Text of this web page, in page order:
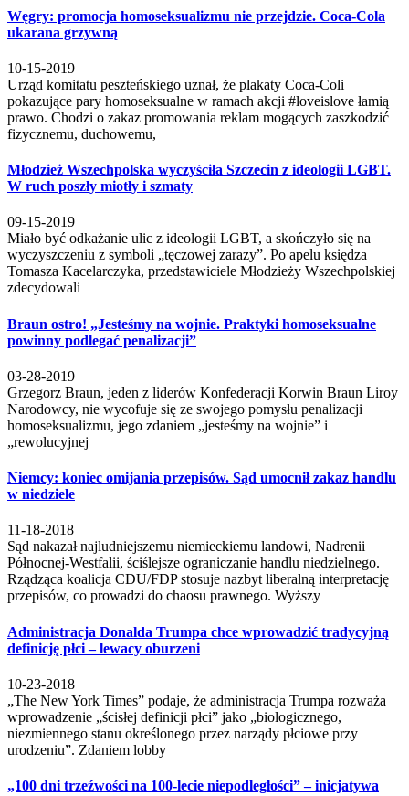
Węgry: promocja homoseksualizmu nie przejdzie. Coca-Cola
ukarana grzywną
10-15-2019
Urząd komitatu peszteńskiego uznał, że plakaty Coca-Coli
pokazujące pary homoseksualne w ramach akcji #loveislove łamią
prawo. Chodzi o zakaz promowania reklam mogących zaszkodzić
fizycznemu, duchowemu,
Młodzież Wszechpolska wyczyściła Szczecin z ideologii LGBT.
W ruch poszły miotły i szmaty
09-15-2019
Miało być odkażanie ulic z ideologii LGBT, a skończyło się na
wyczyszczeniu z symboli „tęczowej zarazy”. Po apelu księdza
Tomasza Kacelarczyka, przedstawiciele Młodzieży Wszechpolskiej
zdecydowali
Braun ostro! „Jesteśmy na wojnie. Praktyki homoseksualne
powinny podlegać penalizacji”
03-28-2019
Grzegorz Braun, jeden z liderów Konfederacji Korwin Braun Liroy
Narodowcy, nie wycofuje się ze swojego pomysłu penalizacji
homoseksualizmu, jego zdaniem „jesteśmy na wojnie” i
„rewolucyjnej
Niemcy: koniec omijania przepisów. Sąd umocnił zakaz handlu
w niedziele
11-18-2018
Sąd nakazał najludniejszemu niemieckiemu landowi, Nadrenii
Północnej-Westfalii, ściślejsze ograniczanie handlu niedzielnego.
Rządząca koalicja CDU/FDP stosuje nazbyt liberalną interpretację
przepisów, co prowadzi do chaosu prawnego. Wyższy
Administracja Donalda Trumpa chce wprowadzić tradycyjną
definicję płci – lewacy oburzeni
10-23-2018
„The New York Times” podaje, że administracja Trumpa rozważa
wprowadzenie „ścisłej definicji płci” jako „biologicznego,
niezmiennego stanu określonego przez narządy płciowe przy
urodzeniu”. Zdaniem lobby
„100 dni trzeźwości na 100-lecie niepodległości” – inicjatywa